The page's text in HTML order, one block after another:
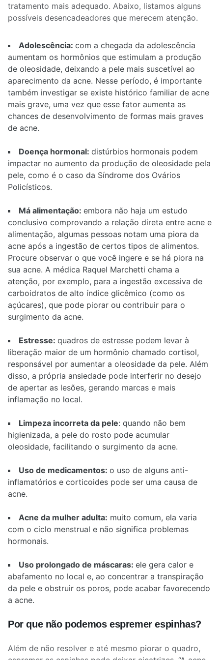
tratamento mais adequado. Abaixo, listamos alguns
possíveis desencadeadores que merecem atenção.
Adolescência: com a chegada da adolescência
aumentam os hormônios que estimulam a produção
de oleosidade, deixando a pele mais suscetível ao
aparecimento da acne. Nesse período, é importante
também investigar se existe histórico familiar de acne
mais grave, uma vez que esse fator aumenta as
chances de desenvolvimento de formas mais graves
de acne.
Doença hormonal: distúrbios hormonais podem
impactar no aumento da produção de oleosidade pela
pele, como é o caso da Síndrome dos Ovários
Policísticos.
Má alimentação: embora não haja um estudo
conclusivo comprovando a relação direta entre acne e
alimentação, algumas pessoas notam uma piora da
acne após a ingestão de certos tipos de alimentos.
Procure observar o que você ingere e se há piora na
sua acne. A médica Raquel Marchetti chama a
atenção, por exemplo, para a ingestão excessiva de
carboidratos de alto índice glicêmico (como os
açúcares), que pode piorar ou contribuir para o
surgimento da acne.
Estresse: quadros de estresse podem levar à
liberação maior de um hormônio chamado cortisol,
responsável por aumentar a oleosidade da pele. Além
disso, a própria ansiedade pode interferir no desejo
de apertar as lesões, gerando marcas e mais
inflamação no local.
Limpeza incorreta da pele: quando não bem
higienizada, a pele do rosto pode acumular
oleosidade, facilitando o surgimento da acne.
Uso de medicamentos: o uso de alguns anti-
inflamatórios e corticoides pode ser uma causa de
acne.
Acne da mulher adulta: muito comum, ela varia
com o ciclo menstrual e não significa problemas
hormonais.
Uso prolongado de máscaras: ele gera calor e
abafamento no local e, ao concentrar a transpiração
da pele e obstruir os poros, pode acabar favorecendo
a acne.
Por que não podemos espremer espinhas?
Além de não resolver e até mesmo piorar o quadro,